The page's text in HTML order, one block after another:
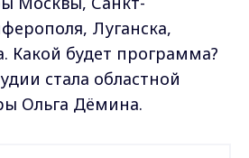
Луганска,
Какой будет программа?
стала областной
Ольга Дёмина.